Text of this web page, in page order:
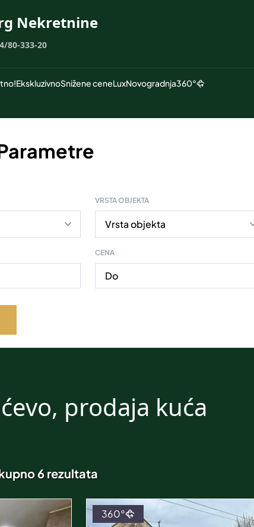
Nekretnine
80-333-20
EkskluzivnoSnižene ceneLuxNovogradnja360°
VRSTA OBJEKTA
CENA
prodaja kuća
6 rezultata
360°